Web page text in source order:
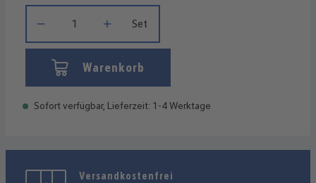
Set
Warenkorb
Sofort verfügbar, Lieferzeit: 1-4 Werktage
Versandkostenfrei